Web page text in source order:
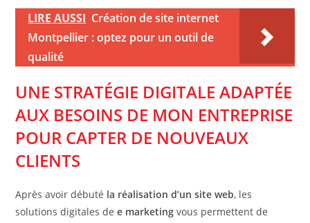
LIRE AUSSI Création de site internet
Montpellier : optez pour un outil de
qualité
UNE STRATÉGIE DIGITALE ADAPTÉE
AUX BESOINS DE MON ENTREPRISE
POUR CAPTER DE NOUVEAUX
CLIENTS
Après avoir débuté la réalisation d’un site web, les
solutions digitales dee marketing vous permettent de